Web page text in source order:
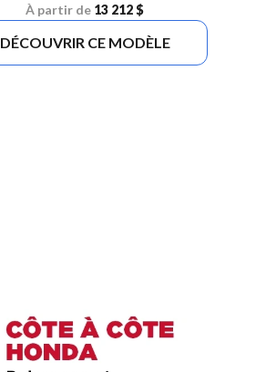
À partir de 13 212 $
DÉCOUVRIR CE MODÈLE